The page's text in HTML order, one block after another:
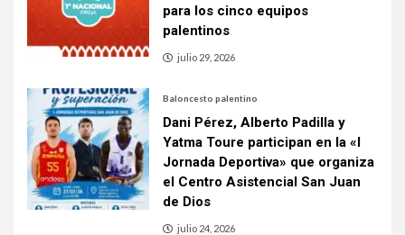
para los cinco equipos
palentinos
julio 29, 2026
Baloncesto palentino
Dani Pérez, Alberto Padilla y
Yatma Toure participan en la «I
Jornada Deportiva» que organiza
el Centro Asistencial San Juan
de Dios
julio 24, 2026